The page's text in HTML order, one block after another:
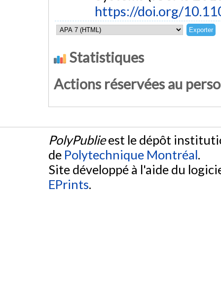
https://doi.org/
Statistiques
Actions réservées au
PolyPublieest le dépôt
de Polytechnique Montréal.
Site développé à l'aide du
EPrints.